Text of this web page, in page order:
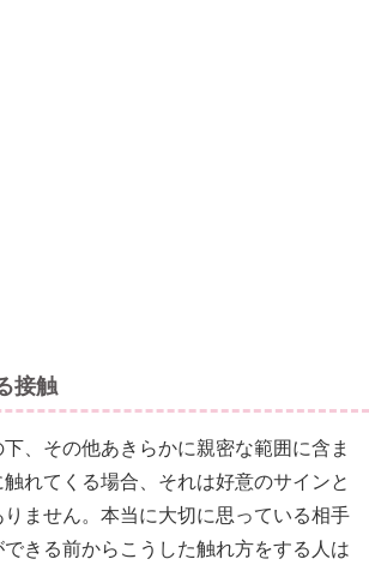
接触
、その他あきらかに親密な範囲に含ま
れてくる場合、それは好意のサインと
りません。本当に大切に思っている相手
きる前からこうした触れ方をする人は